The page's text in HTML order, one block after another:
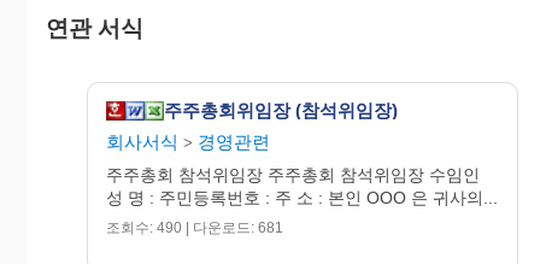
년 월 일
연관 서식
주주총회위임장 (참석위임장)
회사서식 > 경영관련
주주총회 참석위임장 주주총회 참석위임장 수임인
성 명 : 주민등록번호 : 주 소 : 본인 OOO 은 귀사의...
조회수: 490 | 다운로드: 681